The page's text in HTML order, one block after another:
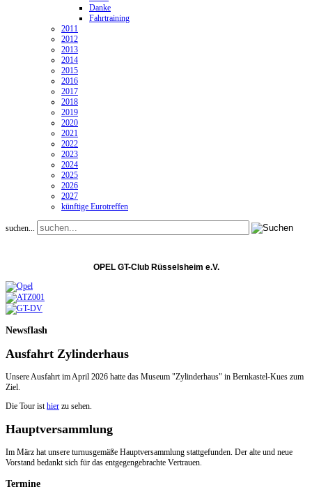
Danke
Fahrtraining
2011
2012
2013
2014
2015
2016
2017
2018
2019
2020
2021
2022
2023
2024
2025
2026
2027
künftige Eurotreffen
suchen...
OPEL GT-Club Rüsselsheim e.V.
Newsflash
Ausfahrt Zylinderhaus
Unsere Ausfahrt im April 2026 hatte das Museum "Zylinderhaus" in Bernkastel-Kues zum
Ziel.
Die Tour isthier zu sehen.
Hauptversammlung
Im März hat unsere turnusgemäße Hauptversammlung stattgefunden. Der alte und neue
Vorstand bedankt sich für das entgegengebrachte Vertrauen.
Termine